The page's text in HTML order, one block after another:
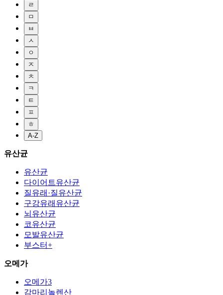
ㄹ
ㅁ
ㅂ
ㅅ
ㅇ
ㅈ
ㅊ
ㅋ
ㅌ
ㅍ
ㅎ
A-Z
유산균
유산균
다이어트유산균
질유래·질유산균
구강유래유산균
뇌유산균
코유산균
모발유산균
부스터+
오메가
오메가3
감마리놀렌산